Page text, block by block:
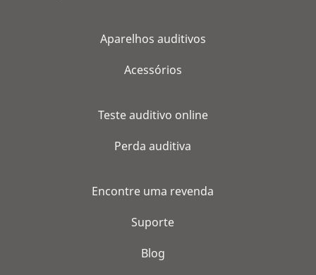
Aparelhos auditivos
Acessórios
Teste auditivo online
Perda auditiva
Encontre uma revenda
Suporte
Blog